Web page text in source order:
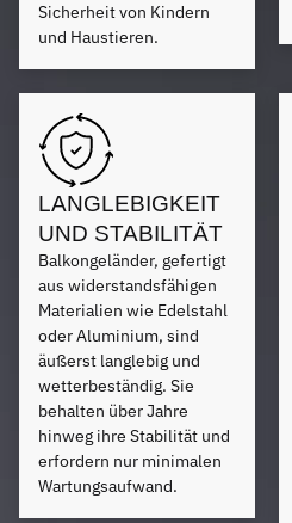
Sicherheit von Kindern
und Haustieren.
LANGLEBIGKEIT
UND STABILITÄT
Balkongeländer, gefertigt
aus widerstandsfähigen
Materialien wie Edelstahl
oder Aluminium, sind
äußerst langlebig und
wetterbeständig. Sie
behalten über Jahre
hinweg ihre Stabilität und
erfordern nur minimalen
Wartungsaufwand.